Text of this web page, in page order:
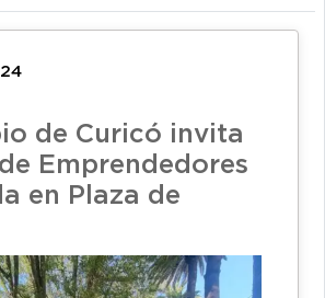
de Curicó invita
Emprendedores
en Plaza de